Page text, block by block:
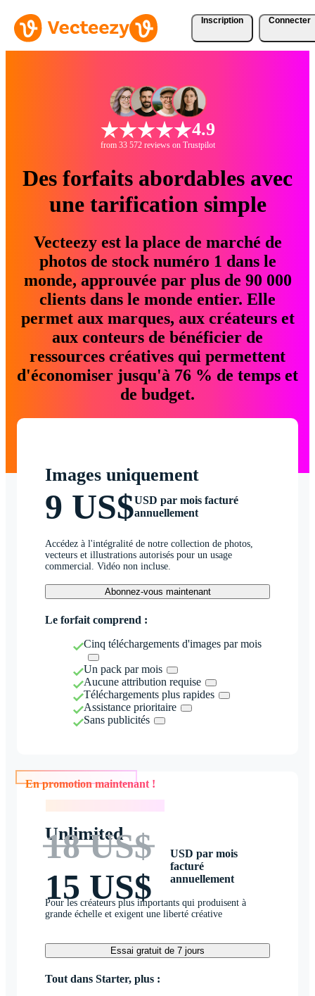
Inscription Connecter
4.9
from 33 572 reviews on Trustpilot
Des forfaits abordables avec
une tarification simple
Vecteezy est la place de marché de
photos de stock numéro 1 dans le
monde, approuvée par plus de 90 000
clients dans le monde entier. Elle
permet aux marques, aux créateurs et
aux conteurs de bénéficier de
ressources créatives qui permettent
d'économiser jusqu'à 76 % de temps et
de budget.
Images uniquement
9 US$USD par mois facturé
annuellement
Accédez à l'intégralité de notre collection de photos,
vecteurs et illustrations autorisés pour un usage
commercial. Vidéo non incluse.
Abonnez-vous maintenant
Le forfait comprend :
Cinq téléchargements d'images par mois
Un pack par mois
Aucune attribution requise
Téléchargements plus rapides
Assistance prioritaire
Sans publicités
En promotion maintenant !
Unlimited
18 US$
15 US$
USD par mois
facturé
annuellement
Pour les créateurs plus importants qui produisent à
grande échelle et exigent une liberté créative
Essai gratuit de 7 jours
Tout dans Starter, plus :